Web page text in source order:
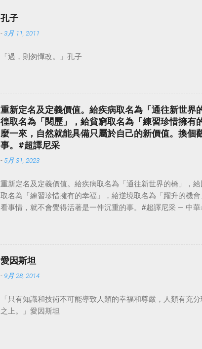
孔子
-3月 11, 2011
「過，則匆憚改。」孔子
重新定名及定義價值。給疾病取名為「通往新世
徨取名為「閱歷」，給貧窮取名為「練習珍惜擁有
麼一來，自然就能具備只屬於自己的新價值。換
事。#超譯尼采
- 5月 31, 2023
重新定名及定義價值。給疾病取名為「通往新世界的橋」，
取名為「練習珍惜擁有的幸福」，給逆境取名為「躍升的機
看事情，就不會覺得活著是一件沉重的事。#超譯尼采 — 中
愛因斯坦
- 9月 28, 2014
「只有知識和技術不可能導致人類的幸福和尊嚴，人類有充
之上。」愛因斯坦